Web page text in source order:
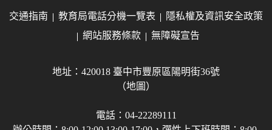
交通指南 教育局電話分機一覽表
隱私權及資訊安全政策
網站服務條款
無障礙宣告
地址：420018 臺中市豐原區陽明街36號
（地圖）
電話：04-22289111